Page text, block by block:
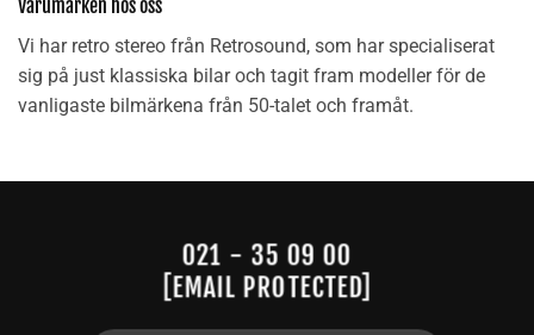
Varumärken hos oss
Vi har retro stereo från Retrosound, som har specialiserat
sig på just klassiska bilar och tagit fram modeller för de
vanligaste bilmärkena från 50-talet och framåt.
021 - 35 09 00
[EMAIL PROTECTED]